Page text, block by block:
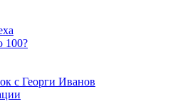
100?
с Георги Иванов